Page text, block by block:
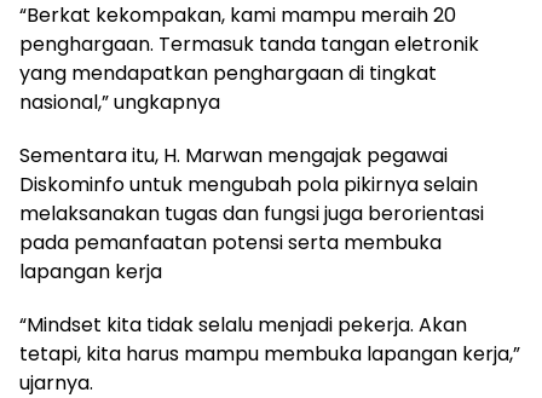
“Berkat kekompakan, kami mampu meraih 20
penghargaan. Termasuk tanda tangan eletronik
yang mendapatkan penghargaan di tingkat
nasional,” ungkapnya
Sementara itu, H. Marwan mengajak pegawai
Diskominfo untuk mengubah pola pikirnya selain
melaksanakan tugas dan fungsi juga berorientasi
pada pemanfaatan potensi serta membuka
lapangan kerja
“Mindset kita tidak selalu menjadi pekerja. Akan
tetapi, kita harus mampu membuka lapangan kerja,”
ujarnya.